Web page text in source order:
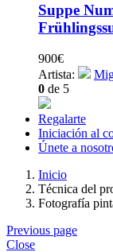
Suppe
900€
Artista:
0 de 5
Regalarte
Iniciación al
Únete a
Inicio
Técnica del
Fotografía
Previous page
Close